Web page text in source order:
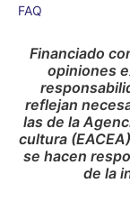
FAQ
Financiado
opiniones
reflejan
las de la
cultura
se hacen
de la